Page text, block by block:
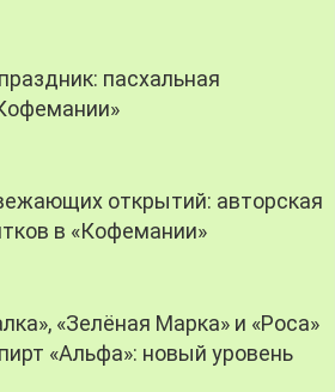
пасхальная
открытий: авторская
в «Кофемании»
«Зелёная Марка» и «Роса»
«Альфа»: новый уровень